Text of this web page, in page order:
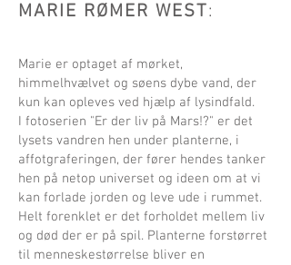
MARIE RØMER WEST:
Marie er optaget af mørket,
himmelhvælvet og søens dybe vand, der
kun kan opleves ved hjælp af lysindfald.
I fotoserien "Er der liv på Mars!?" er det
lysets vandren hen under planterne, i
affotgraferingen, der fører hendes tanker
hen på netop universet og ideen om at vi
kan forlade jorden og leve ude i rummet.
Helt forenklet er det forholdet mellem liv
og død der er på spil. Planterne forstørret
til menneskestørrelse bliver en